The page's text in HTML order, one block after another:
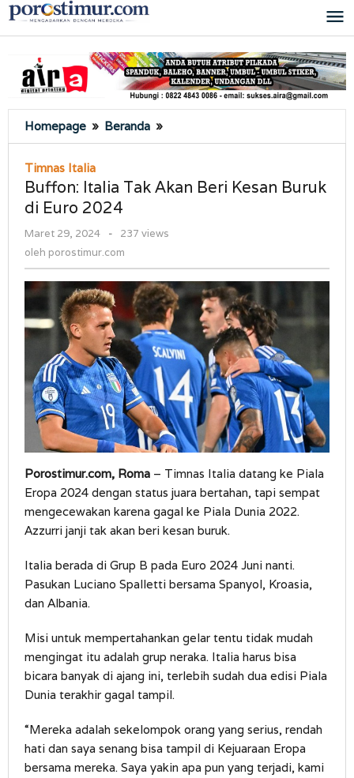
Lewati
ke
Homepage » Beranda »
Italia
Akan
Beri
Buruk
Euro
2024
Timnas Italia
Buffon: Italia Tak Akan Beri Kesan Buruk
di Euro 2024
Maret 29, 2024
oleh
-
237 views
oleh porostimur.com
Porostimur.com, Roma – Timnas Italia datang ke Piala
Eropa 2024 dengan status juara bertahan, tapi sempat
mengecewakan karena gagal ke Piala Dunia 2022.
Azzurri janji tak akan beri kesan buruk.
Italia berada di Grup B pada Euro 2024 Juni nanti.
Pasukan Luciano Spalletti bersama Spanyol, Kroasia,
dan Albania.
Misi untuk mempertahankan gelar tentu tidak mudah
mengingat itu adalah grup neraka. Italia harus bisa
bicara banyak di ajang ini, terlebih sudah dua edisi Piala
Dunia terakhir gagal tampil.
“Mereka adalah sekelompok orang yang serius, rendah
hati dan saya senang bisa tampil di Kejuaraan Eropa
bersama mereka. Saya yakin apa pun yang terjadi, kami